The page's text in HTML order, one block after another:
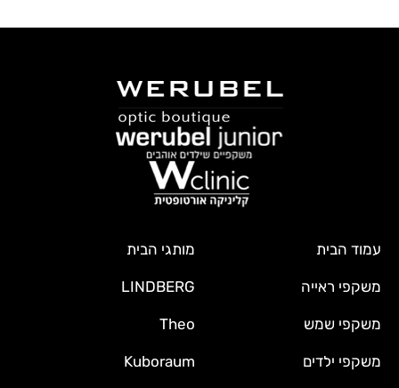
עמוד הבית
משקפי ראייה
משקפי שמש
משקפי ילדים
מותגי הבית
LINDBERG
Theo
Kuboraum